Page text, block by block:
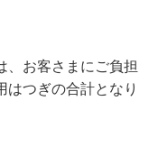
、お客さまにご負担
はつぎの合計となり